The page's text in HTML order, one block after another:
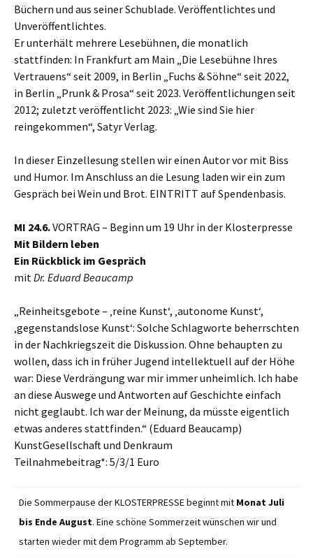
Büchern und aus seiner Schublade. Veröffentlichtes und
Unveröffentlichtes.
Er unterhält mehrere Lesebühnen, die monatlich
stattfinden: In Frankfurt am Main „Die Lesebühne Ihres
Vertrauens“ seit 2009, in Berlin „Fuchs & Söhne“ seit 2022,
in Berlin „Prunk & Prosa“ seit 2023. Veröffentlichungen seit
2012; zuletzt veröffentlicht 2023: „Wie sind Sie hier
reingekommen“, Satyr Verlag.
In dieser Einzellesung stellen wir einen Autor vor mit Biss
und Humor. Im Anschluss an die Lesung laden wir ein zum
Gespräch bei Wein und Brot. EINTRITT auf Spendenbasis.
MI 24.6.VORTRAG – Beginn um 19 Uhr in der Klosterpresse
Mit Bildern leben
Ein Rückblick im Gespräch
mitDr. Eduard Beaucamp
„Reinheitsgebote – ‚reine Kunst‘, ‚autonome Kunst‘,
‚gegenstandslose Kunst‘: Solche Schlagworte beherrschten
in der Nachkriegszeit die Diskussion. Ohne behaupten zu
wollen, dass ich in früher Jugend intellektuell auf der Höhe
war: Diese Verdrängung war mir immer unheimlich. Ich habe
an diese Auswege und Antworten auf Geschichte einfach
nicht geglaubt. Ich war der Meinung, da müsste eigentlich
etwas anderes stattfinden.“ (Eduard Beaucamp)
KunstGesellschaft und Denkraum
Teilnahmebeitrag*: 5/3/1 Euro
Die Sommerpause der KLOSTERPRESSE beginnt mit Monat Juli
bis Ende August. Eine schöne Sommerzeit wünschen wir und
starten wieder mit dem Programm ab September.